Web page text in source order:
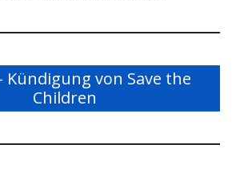
Kündigung von Save the
Children